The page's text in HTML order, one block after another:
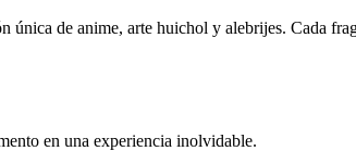
de anime, arte huichol y alebrijes. Cada
en una experiencia inolvidable.